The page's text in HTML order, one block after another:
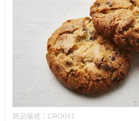
商品編號： CRO041